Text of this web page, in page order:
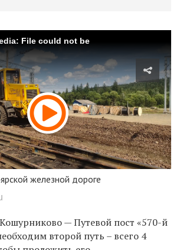
File could not be
железной дороге
— Путевой пост «570-й
второй путь – всего 4